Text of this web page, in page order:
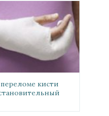
кисти